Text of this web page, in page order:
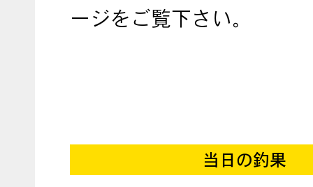
ージをご覧下さい。
当日の釣果